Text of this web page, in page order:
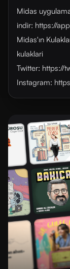
Midas
indir: https://
Midas'ın
kulaklari
Twitter: https://
Instagram: